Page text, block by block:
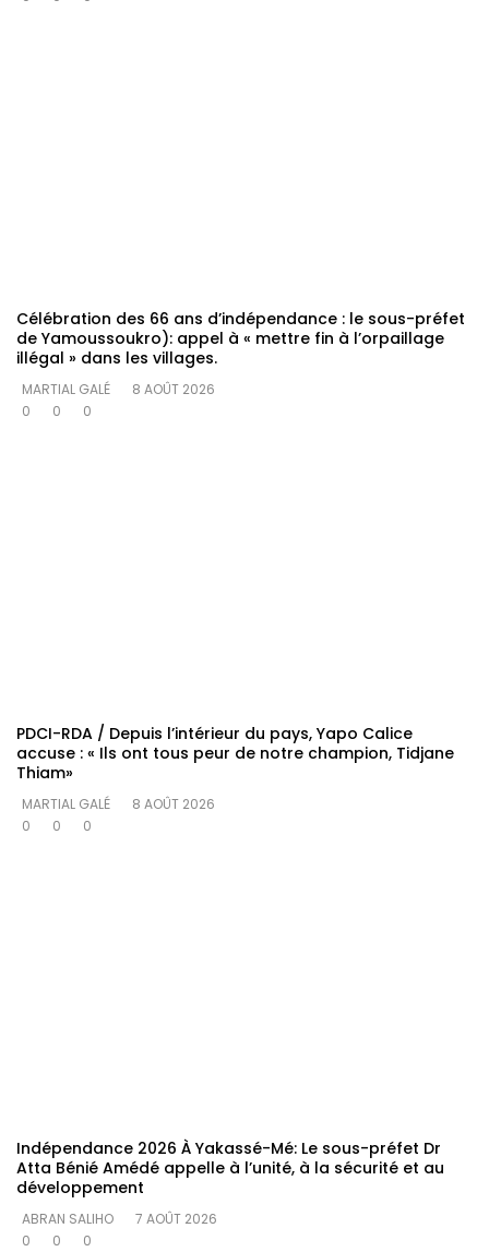
Célébration des 66 ans d’indépendance : le sous-préfet
de Yamoussoukro): appel à « mettre fin à l’orpaillage
illégal » dans les villages.
MARTIAL GALÉ
8 AOÛT 2026
0
0 0
PDCI-RDA / Depuis l’intérieur du pays, Yapo Calice
accuse : « Ils ont tous peur de notre champion, Tidjane
Thiam»
MARTIAL GALÉ
8 AOÛT 2026
0
0 0
Indépendance 2026 À Yakassé-Mé: Le sous-préfet Dr
Atta Bénié Amédé appelle à l’unité, à la sécurité et au
développement
ABRAN SALIHO
7 AOÛT 2026
0
0 0